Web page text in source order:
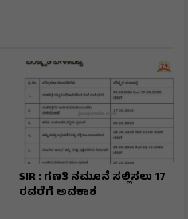
SIR : ಗಣತಿ ನಮೂನೆ ಸಲ್ಲಿಸಲು 17
ರವರೆಗೆ ಅವಕಾಶ